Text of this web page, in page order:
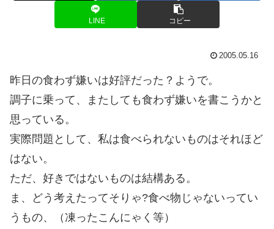
LINE コピー
2005.05.16
昨日の食わず嫌いは好評だった？ようで。
調子に乗って、またしても食わず嫌いを書こうかと
思っている。
実際問題として、私は食べられないものはそれほど
はない。
ただ、好きではないものは結構ある。
ま、どう考えたってそりゃ?食べ物じゃないってい
うもの、（凍ったこんにゃく等）